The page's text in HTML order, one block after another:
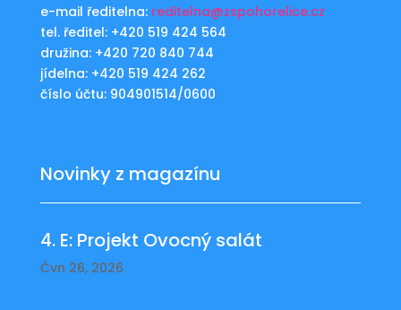
e-mail ředitelna: reditelna@zspohorelice.cz
tel. ředitel: +420 519 424 564
družina: +420 720 840 744
jídelna: +420 519 424 262
číslo účtu: 904901514/0600
Novinky z magazínu
4. E: Projekt Ovocný salát
Čvn 26, 2026